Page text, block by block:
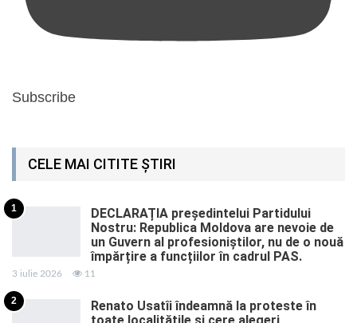
Subscribe
CELE MAI CITITE ȘTIRI
1
DECLARAȚIA președintelui Partidului
Nostru: Republica Moldova are nevoie de
un Guvern al profesioniștilor, nu de o nouă
împărțire a funcțiilor în cadrul PAS.
3 iulie 2026 11
2
Renato Usatîi îndeamnă la proteste în